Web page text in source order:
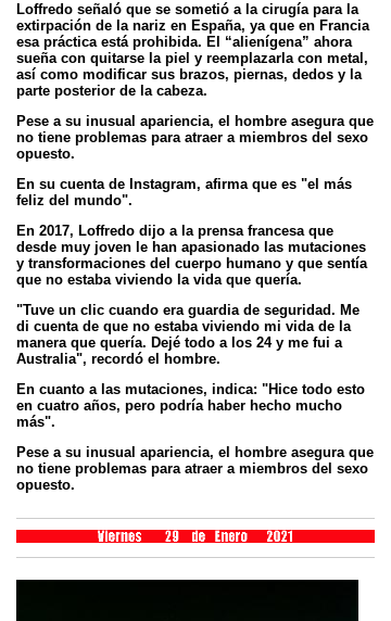
Loffredo señaló que se sometió a la cirugía para la
extirpación de la nariz en España, ya que en Francia
esa práctica está prohibida. El “alienígena” ahora
sueña con quitarse la piel y reemplazarla con metal,
así como modificar sus brazos, piernas, dedos y la
parte posterior de la cabeza.
Pese a su inusual apariencia, el hombre asegura que
no tiene problemas para atraer a miembros del sexo
opuesto.
En su cuenta de Instagram, afirma que es "el más
feliz del mundo".
En 2017, Loffredo dijo a la prensa francesa que
desde muy joven le han apasionado las mutaciones
y transformaciones del cuerpo humano y que sentía
que no estaba viviendo la vida que quería.
"Tuve un clic cuando era guardia de seguridad. Me
di cuenta de que no estaba viviendo mi vida de la
manera que quería. Dejé todo a los 24 y me fui a
Australia", recordó el hombre.
En cuanto a las mutaciones, indica: "Hice todo esto
en cuatro años, pero podría haber hecho mucho
más".
Pese a su inusual apariencia, el hombre asegura que
no tiene problemas para atraer a miembros del sexo
opuesto.